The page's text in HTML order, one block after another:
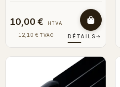
10,00 € HTVA
12,10 € TVAC DÉTAILS →